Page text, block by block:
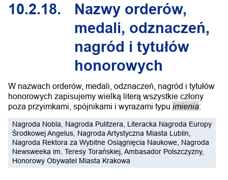
10.2.18.
Nazwy orderów,
medali, odznaczeń,
nagród i tytułów
honorowych
W nazwach orderów, medali, odznaczeń, nagród i tytułów
honorowych zapisujemy wielką literą wszystkie człony
poza przyimkami, spójnikami i wyrazami typu imienia:
Nagroda Nobla, Nagroda Pulitzera, Literacka Nagroda Europy
Środkowej Angelus, Nagroda Artystyczna Miasta Lublin,
Nagroda Rektora za Wybitne Osiągnięcia Naukowe, Nagroda
Newsweeka im. Teresy Torańskiej, Ambasador Polszczyzny,
Honorowy Obywatel Miasta Krakowa